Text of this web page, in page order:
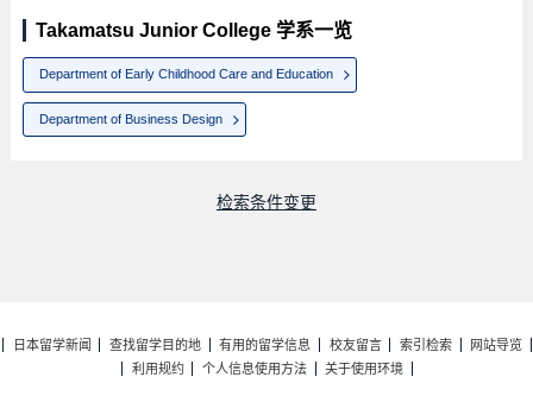
Takamatsu Junior College 学系一览
Department of Early Childhood Care and Education
Department of Business Design
检索条件变更
日本留学新闻 查找留学目的地 有用的留学信息 校友留言 索引检索
网站导览
利用规约
个人信息使用方法 关于使用环境